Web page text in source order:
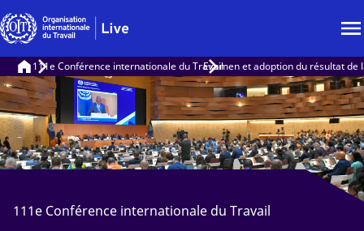
111e Conférence internationale du TravailExamen et adoption du résultat de
111e Conférence internationale du Travail